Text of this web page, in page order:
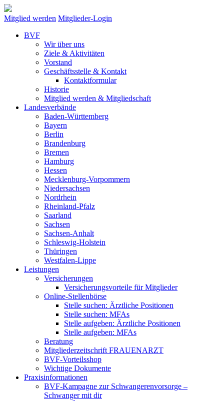
Mitglied werden Mitglieder-Login
BVF
Wir über uns
Ziele & Aktivitäten
Vorstand
Geschäftsstelle & Kontakt
Kontaktformular
Historie
Mitglied werden & Mitgliedschaft
Landesverbände
Baden-Württemberg
Bayern
Berlin
Brandenburg
Bremen
Hamburg
Hessen
Mecklenburg-Vorpommern
Niedersachsen
Nordrhein
Rheinland-Pfalz
Saarland
Sachsen
Sachsen-Anhalt
Schleswig-Holstein
Thüringen
Westfalen-Lippe
Leistungen
Versicherungen
Versicherungsvorteile für Mitglieder
Online-Stellenbörse
Stelle suchen: Ärztliche Positionen
Stelle suchen: MFAs
Stelle aufgeben: Ärztliche Positionen
Stelle aufgeben: MFAs
Beratung
Mitgliederzeitschrift FRAUENARZT
BVF-Vorteilsshop
Wichtige Dokumente
Praxisinformationen
BVF-Kampagne zur Schwangerenvorsorge –
Schwanger mit dir